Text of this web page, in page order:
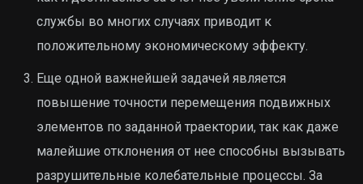
службы во многих случаях приводит к
положительному экономическому эффекту.
Еще одной важнейшей задачей является
повышение точности перемещения подвижных
элементов по заданной траектории, так как даже
малейшие отклонения от нее способны вызывать
разрушительные колебательные процессы. За